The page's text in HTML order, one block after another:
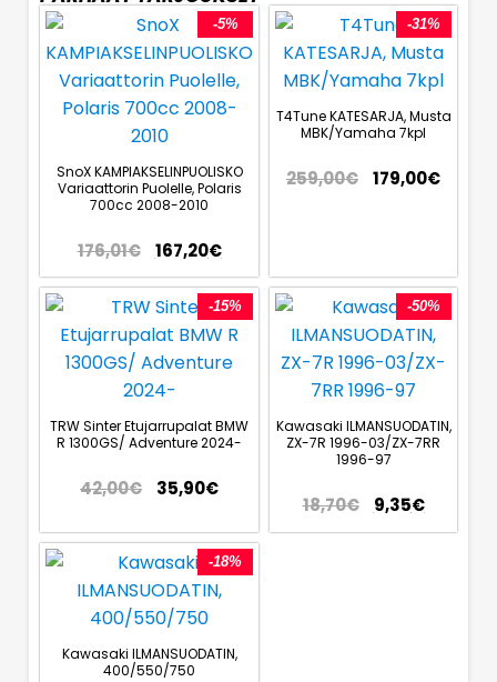
-5%
SnoX KAMPIAKSELINPUOLISKO
Variaattorin Puolelle, Polaris
700cc 2008-2010
176,01€ 167,20€
-31%
T4Tune KATESARJA, Musta
MBK/Yamaha 7kpl
259,00€ 179,00€
-15%
TRW Sinter Etujarrupalat BMW
R 1300GS/ Adventure 2024-
42,00€ 35,90€
-50%
Kawasaki ILMANSUODATIN,
ZX-7R 1996-03/ZX-7RR
1996-97
18,70€ 9,35€
-18%
Kawasaki ILMANSUODATIN,
400/550/750